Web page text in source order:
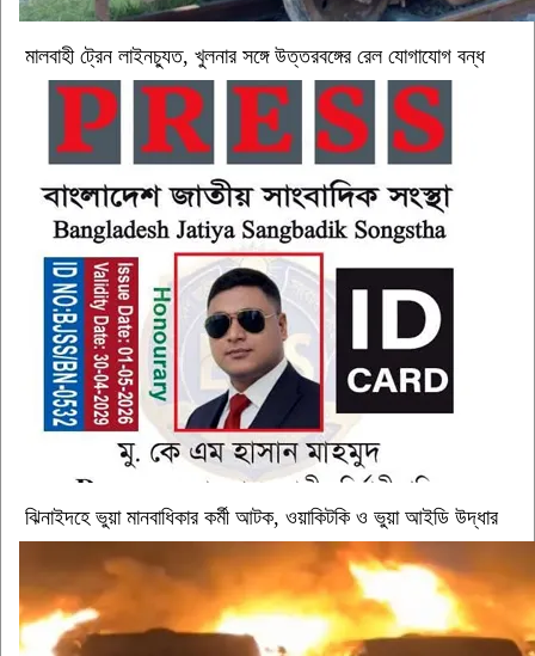
মালবাহী ট্রেন লাইনচ্যুত, খুলনার সঙ্গে উত্তরবঙ্গের রেল যোগাযোগ বন্ধ
ঝিনাইদহে ভুয়া মানবাধিকার কর্মী আটক, ওয়াকিটকি ও ভুয়া আইডি উদ্ধার